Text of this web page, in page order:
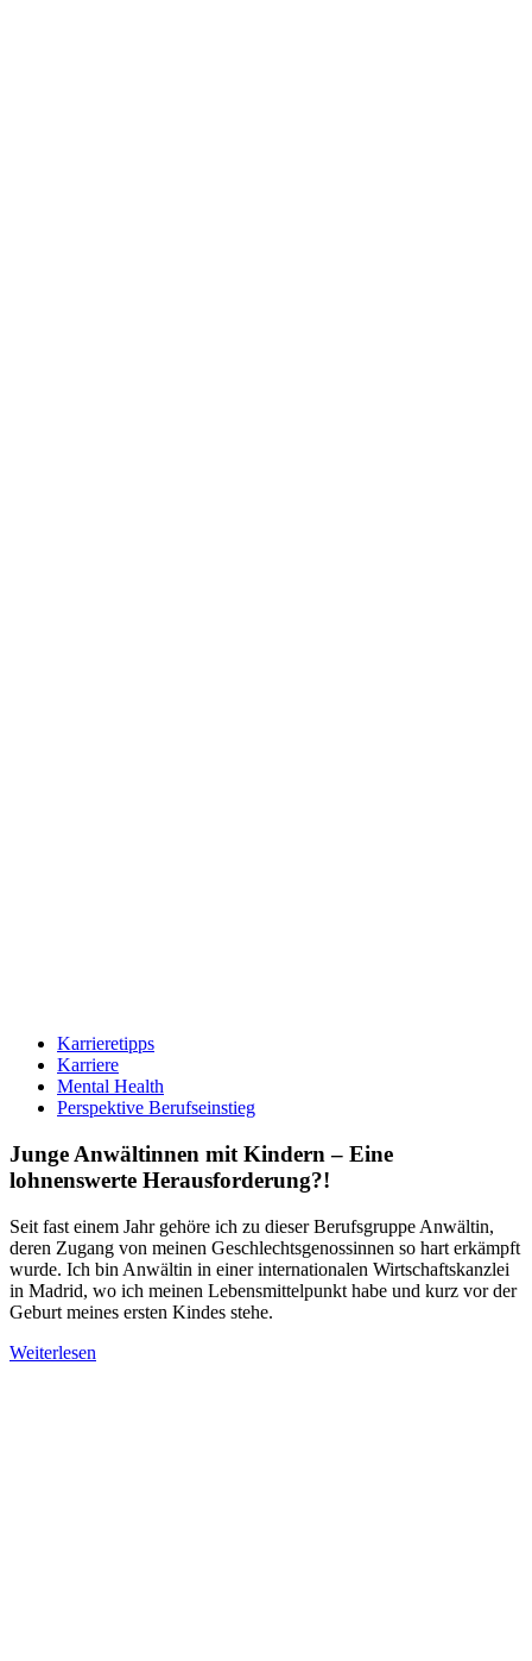
Karrieretipps
Karriere
Mental Health
Perspektive Berufseinstieg
Junge Anwältinnen mit Kindern – Eine
lohnenswerte Herausforderung?!
Seit fast einem Jahr gehöre ich zu dieser Berufsgruppe Anwältin,
deren Zugang von meinen Geschlechtsgenossinnen so hart erkämpft
wurde. Ich bin Anwältin in einer internationalen Wirtschaftskanzlei
in Madrid, wo ich meinen Lebensmittelpunkt habe und kurz vor der
Geburt meines ersten Kindes stehe.
Weiterlesen